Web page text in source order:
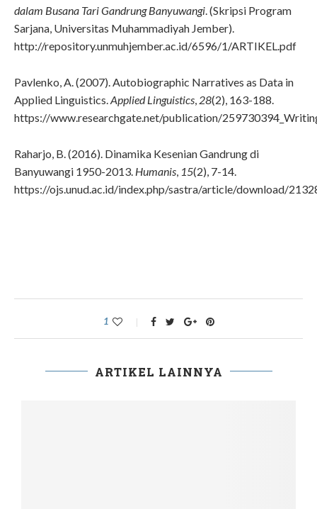
dalam Busana Tari Gandrung Banyuwangi. (Skripsi Program
Sarjana, Universitas Muhammadiyah Jember).
http://repository.unmuhjember.ac.id/6596/1/ARTIKEL.pdf
Pavlenko, A. (2007). Autobiographic Narratives as Data in
Applied Linguistics.Applied Linguistics, 28(2), 163-188.
https://www.researchgate.net/publication/
Raharjo, B. (2016). Dinamika Kesenian Gandrung di
Banyuwangi 1950-2013. Humanis 15(2), 7-14.
https://ojs.unud.ac.id/index.php/sastra/article/download/
1
ARTIKEL LAINNYA